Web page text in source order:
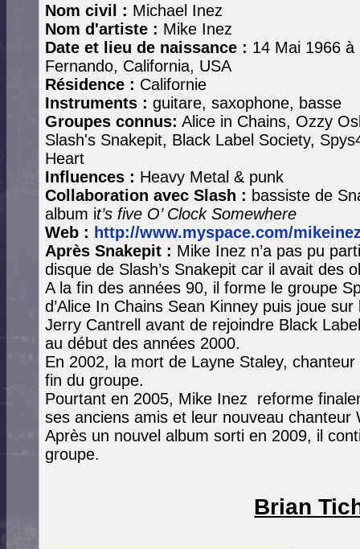
Nom civil : Michael Inez
Nom d'artiste : Mike Inez
Date et lieu de naissance : 14 Mai 1966 à
Fernando, California, USA
Résidence : Californie
Instruments : guitare, saxophone, basse
Groupes connus: Alice in Chains, Ozzy
Slash's Snakepit, Black Label Society,
Heart
Influences : Heavy Metal & punk
Collaboration avec Slash : bassiste de
album it’s five O’ Clock Somewhere
Web : http://www.myspace.com/
Après Snakepit : Mike Inez n’a pas pu
disque de Slash’s Snakepit car il avait des
A la fin des années 90, il forme le groupe
d’Alice In Chains Sean Kinney puis joue
Jerry Cantrell avant de rejoindre Black
au début des années 2000.
En 2002, la mort de Layne Staley, chanteur
fin du groupe.
Pourtant en 2005, Mike Inez reforme
ses anciens amis et leur nouveau chanteur
Après un nouvel album sorti en 2009, il
groupe.
Brian